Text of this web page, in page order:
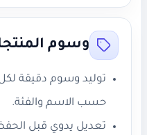
وسوم
توليد وسوم دقيقة
حسب الاسم والفئة.
تعديل يدوي قبل